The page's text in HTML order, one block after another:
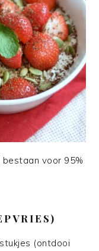
bestaan voor 95%
(ontdooi